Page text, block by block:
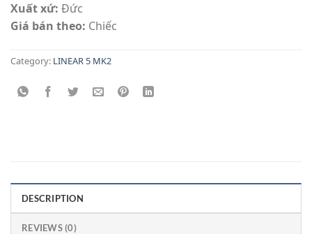
Xuất xứ: Đức
Giá bán theo: Chiếc
Category: LINEAR 5 MK2
DESCRIPTION
REVIEWS (0)